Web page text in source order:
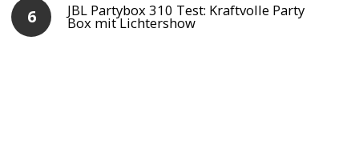
JBL Partybox 310 Test: Kraftvolle Party
Box mit Lichtershow